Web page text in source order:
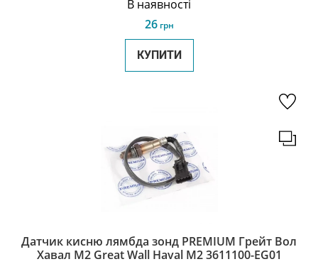
В наявності
26грн
КУПИТИ
Датчик кисню лямбда зонд PREMIUM Грейт Вол
Хавал М2 Great Wall Haval M2 3611100-EG01